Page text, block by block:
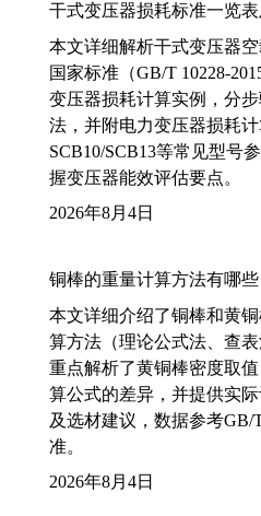
干式变压器损耗标准一览
本文详细解析干式变压器
国家标准（GB/T 10228-
变压器损耗计算实例，分
法，并附电力变压器损耗
SCB10/SCB13等常见型号
握变压器能效评估要点。
2026年8月4日
铜棒的重量计算方法有哪些
本文详细介绍了铜棒和黄
算方法（理论公式法、查表
重点解析了黄铜棒密度取值
算公式的差异，并提供实
及选材建议，数据参考GB/
准。
2026年8月4日